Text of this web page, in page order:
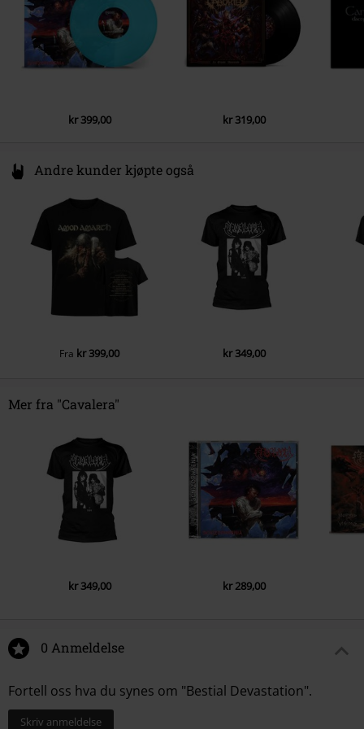
Antichrist (Re-Recorded)
Necromancer (Re-Recorded)
Warriors Of Death (Re-Recorded)
kr 399,00 kr 319,00
Andre kunder kjøpte også
Fra kr 399,00 kr 349,00
Mer fra "Cavalera"
kr 349,00 kr 289,00
0 Anmeldelse
Fortell oss hva du synes om "Bestial Devastation".
Skriv anmeldelse